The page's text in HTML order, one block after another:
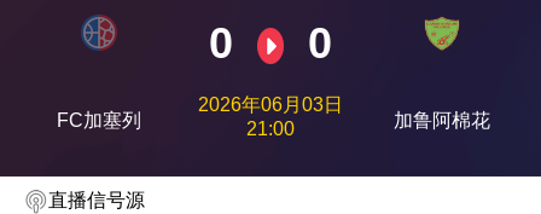
FC加塞列
0 0
2026年06月03日
21:00
加鲁阿棉花
直播信号源